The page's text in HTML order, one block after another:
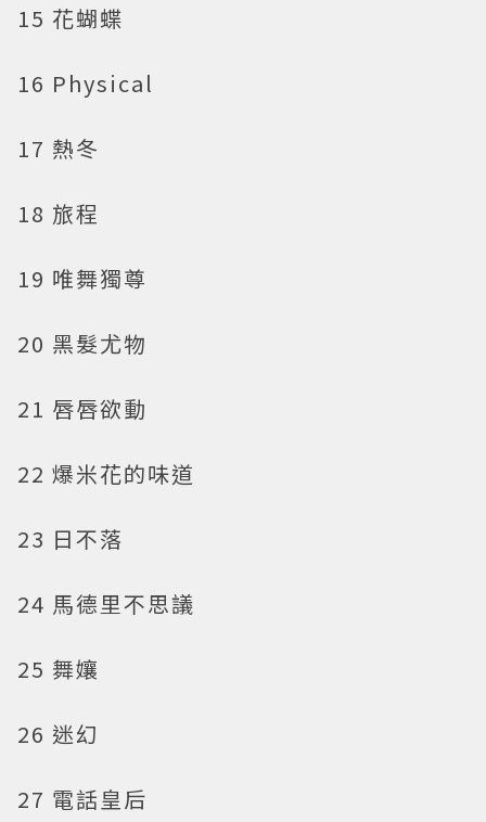
15 花蝴蝶
16 Physical
17 熱冬
18 旅程
19 唯舞獨尊
20 黑髮尤物
21 唇唇欲動
22 爆米花的味道
23 日不落
24 馬德里不思議
25 舞孃
26 迷幻
27 電話皇后